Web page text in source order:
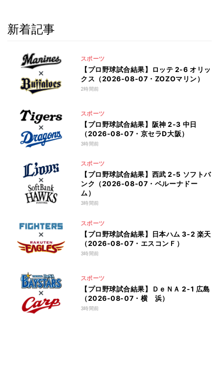
新着記事
スポーツ
【プロ野球試合結果】ロッテ 2-6 オリッ
クス（2026-08-07・ZOZOマリン）
2時間前
スポーツ
【プロ野球試合結果】阪神 2-3 中日
（2026-08-07・京セラD大阪）
3時間前
スポーツ
【プロ野球試合結果】西武 2-5 ソフトバ
ンク（2026-08-07・ベルーナドー
ム）
3時間前
スポーツ
【プロ野球試合結果】日本ハム 3-2 楽天
（2026-08-07・エスコンＦ）
3時間前
スポーツ
【プロ野球試合結果】ＤｅＮＡ 2-1 広島
（2026-08-07・横 浜）
3時間前